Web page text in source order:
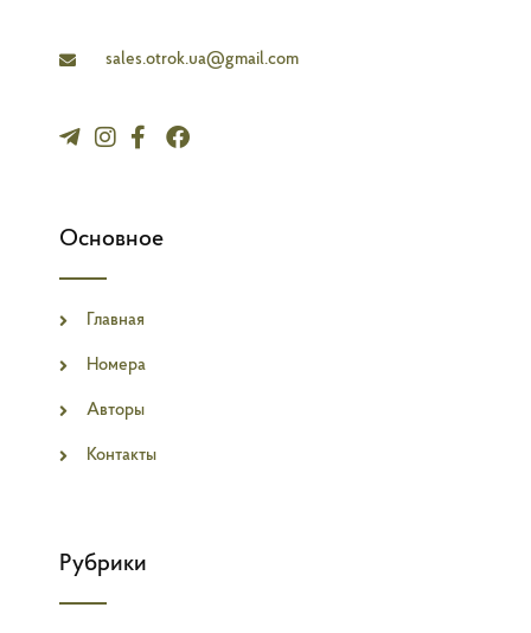
sales.otrok.ua@gmail.com
Основное
Главная
Номера
Авторы
Контакты
Рубрики